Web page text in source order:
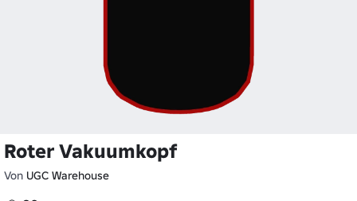
Roter Vakuumkopf
Von UGC Warehouse